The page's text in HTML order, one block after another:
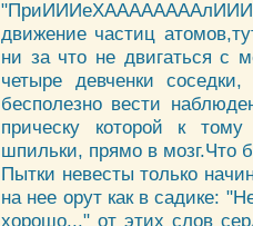
движение частиц
ни за что не двигаться с
четыре девченки
бесполезно вести
прическу которой к
шпильки, прямо в
Пытки невесты только
на нее орут как в садике:
хорошо..." от этих слов